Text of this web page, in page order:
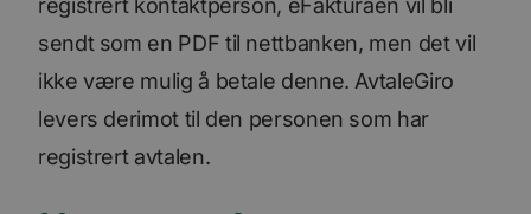
registrert kontaktperson, eFakturaen vil bli
sendt som en PDF til nettbanken, men det vil
ikke være mulig å betale denne. AvtaleGiro
levers derimot til den personen som har
registrert avtalen.